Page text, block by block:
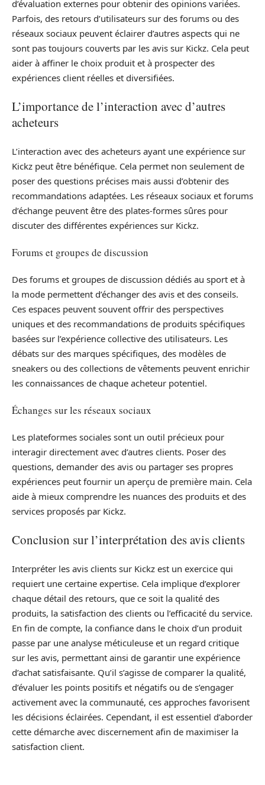
d’évaluation externes pour obtenir des opinions variées.
Parfois, des retours d’utilisateurs sur des forums ou des
réseaux sociaux peuvent éclairer d’autres aspects qui ne
sont pas toujours couverts par les avis sur Kickz. Cela peut
aider à affiner le choix produit et à prospecter des
expériences client réelles et diversifiées.
L’importance de l’interaction avec d’autres
acheteurs
L’interaction avec des acheteurs ayant une expérience sur
Kickz peut être bénéfique. Cela permet non seulement de
poser des questions précises mais aussi d’obtenir des
recommandations adaptées. Les réseaux sociaux et forums
d’échange peuvent être des plates-formes sûres pour
discuter des différentes expériences sur Kickz.
Forums et groupes de discussion
Des forums et groupes de discussion dédiés au sport et à
la mode permettent d’échanger des avis et des conseils.
Ces espaces peuvent souvent offrir des perspectives
uniques et des recommandations de produits spécifiques
basées sur l’expérience collective des utilisateurs. Les
débats sur des marques spécifiques, des modèles de
sneakers ou des collections de vêtements peuvent enrichir
les connaissances de chaque acheteur potentiel.
Échanges sur les réseaux sociaux
Les plateformes sociales sont un outil précieux pour
interagir directement avec d’autres clients. Poser des
questions, demander des avis ou partager ses propres
expériences peut fournir un aperçu de première main. Cela
aide à mieux comprendre les nuances des produits et des
services proposés par Kickz.
Conclusion sur l’interprétation des avis clients
Interpréter les avis clients sur Kickz est un exercice qui
requiert une certaine expertise. Cela implique d’explorer
chaque détail des retours, que ce soit la qualité des
produits, la satisfaction des clients ou l’efficacité du service.
En fin de compte, la confiance dans le choix d’un produit
passe par une analyse méticuleuse et un regard critique
sur les avis, permettant ainsi de garantir une expérience
d’achat satisfaisante. Qu’il s’agisse de comparer la qualité,
d’évaluer les points positifs et négatifs ou de s’engager
activement avec la communauté, ces approches favorisent
les décisions éclairées. Cependant, il est essentiel d’aborder
cette démarche avec discernement afin de maximiser la
satisfaction client.